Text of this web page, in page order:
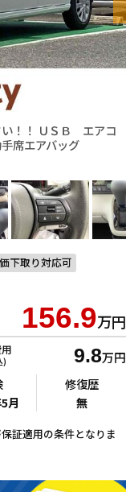
い！！ ＵＳＢ エアコ
席エアバッグ
下取り対応可
156.9万円
) 9.8万円
証適用の条件となりま
月
修復歴
無